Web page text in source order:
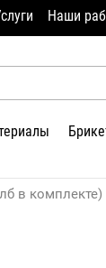
Наши
в комплекте)